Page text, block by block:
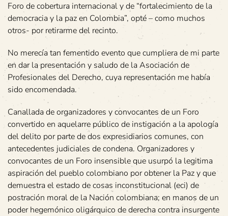
Foro de cobertura internacional y de “fortalecimiento de la
democracia y la paz en Colombia”, opté – como muchos
otros- por retirarme del recinto.
No merecía tan fementido evento que cumpliera de mi parte
en dar la presentación y saludo de la Asociación de
Profesionales del Derecho, cuya representación me había
sido encomendada.
Canallada de organizadores y convocantes de un Foro
convertido en aquelarre público de instigación a la apología
del delito por parte de dos expresidiarios comunes, con
antecedentes judiciales de condena. Organizadores y
convocantes de un Foro insensible que usurpó la legitima
aspiración del pueblo colombiano por obtener la Paz y que
demuestra el estado de cosas inconstitucional (eci) de
postración moral de la Nación colombiana; en manos de un
poder hegemónico oligárquico de derecha contra insurgente